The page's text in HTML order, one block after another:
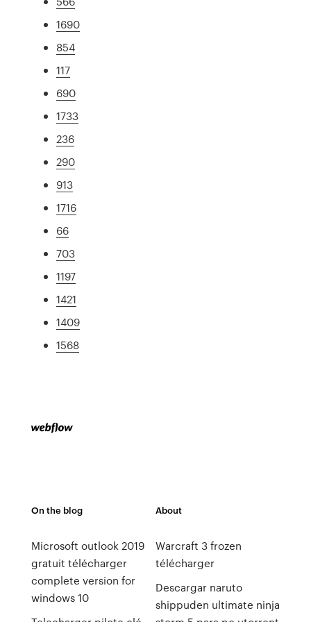
1690
854
117
690
1733
236
290
913
1716
66
703
1197
1421
1409
1568
On the blog
Microsoft outlook 2019
gratuit télécharger
complete version for
windows 10
About
Warcraft 3 frozen
télécharger
Descargar naruto
shippuden ultimate ninja